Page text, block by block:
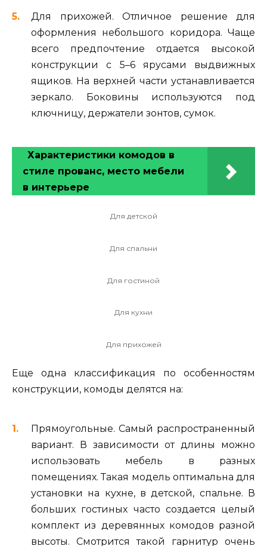
Для прихожей. Отличное решение для
оформления небольшого коридора. Чаще
всего предпочтение отдается высокой
конструкции с 5–6 ярусами выдвижных
ящиков. На верхней части устанавливается
зеркало. Боковины используются под
ключницу, держатели зонтов, сумок.
Характеристики комодов в
стиле прованс, место мебели
в интерьере
Для детской
Для спальни
Для гостиной
Для кухни
Для прихожей
Еще одна классификация по особенностям
конструкции, комоды делятся на:
Прямоугольные. Самый распространенный
вариант. В зависимости от длины можно
использовать мебель в разных
помещениях. Такая модель оптимальна для
установки на кухне, в детской, спальне. В
больших гостиных часто создается целый
комплект из деревянных комодов разной
высоты. Смотрится такой гарнитур очень